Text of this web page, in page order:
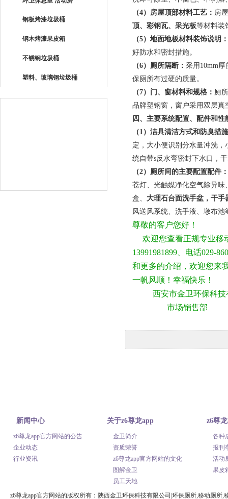
钢板烤漆垃圾桶
钢木烤漆果皮箱
不锈钢垃圾桶
塑料、玻璃钢垃圾桶
（4）房屋顶部材料工艺： 房
顶、彩钢瓦、采光板等材料装
（5）地面地板材料装饰说明：
好防水和密封措施。
（6）厕所隔断： 采用 10mm厚
保厕所有过硬的质量。
（7）门、窗材料和规格： 厕
品牌塑钢窗，窗户采用双层真
四、主要系统配置、配件和性
（1）洁具清洁方式和防臭措施
定，大小便识别分水量冲洗，
统自带s反水弯密封下水口，
（2）厕所间的主要配置配件：
苍灯、光触媒净化空气除异
盒、 大理石台面洗手盆，干手
风送风系统、洗手液、墩布池
尊敬的客户您好！
欢迎您查看正规专业移
13991981899、电话029-
和更多的介绍，欢迎您来
一帆风顺！幸福快乐！
西安市金卫环保科技
市场销售部
新闻中心
z6尊龙app官方网站的公告
企业动态
行业资讯
关于z6尊龙app
金卫简介
资质荣誉
z6尊龙app官方网站的文化
图解金卫
员工天地
z6尊
各种
报刊
活动
果皮
z6尊龙app官方网站的版权所有：陕西金卫环保科技有限公司|环保厕所,移动厕所,